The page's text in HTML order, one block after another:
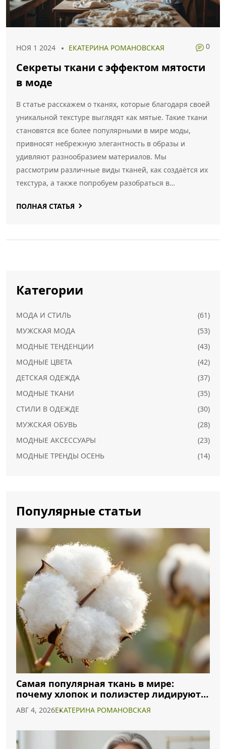
НОЯ 1 2024 ЕКАТЕРИНА РОМАНОВСКАЯ 0
Секреты ткани с эффектом мятости
в моде
В статье расскажем о тканях, которые благодаря своей
уникальной текстуре выглядят как мятые. Такие ткани
становятся все более популярными в мире моды,
привносят небрежную элегантность в образы и
удивляют разнообразием материалов. Мы
рассмотрим различные виды тканей, как создаётся их
текстура, а также попробуем разобраться в
использования в повседневной одежде.
ПОЛНАЯ СТАТЬЯ
Категории
МОДА И СТИЛЬ
(61)
МУЖСКАЯ МОДА
(53)
МОДНЫЕ ТЕНДЕНЦИИ
(43)
МОДНЫЕ ЦВЕТА
(42)
ДЕТСКАЯ ОДЕЖДА
(37)
МОДНЫЕ ТКАНИ
(35)
СТИЛИ В ОДЕЖДЕ
(30)
МУЖСКАЯ ОБУВЬ
(28)
МОДНЫЕ АКСЕССУАРЫ
(23)
МОДНЫЕ ТРЕНДЫ ОСЕНЬ
(14)
Популярные статьи
Самая популярная ткань в мире:
почему хлопок и полиэстер лидируют в
АВГ 4, 2026ЕКАТЕРИНА РОМАНОВСКАЯ